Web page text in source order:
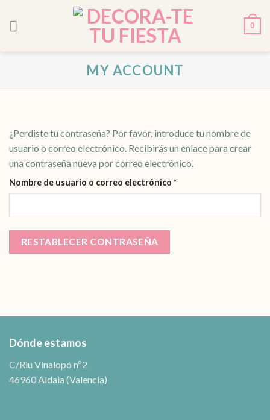
0
MY ACCOUNT
¿Perdiste tu contraseña? Por favor, introduce tu nombre de
usuario o correo electrónico. Recibirás un enlace para crear
una contraseña nueva por correo electrónico.
Nombre de usuario o correo electrónico *Obligatorio
RESTABLECER CONTRASEÑA
Dónde estamos
C/Riu Vinalopó nº2
46960 Aldaia (Valencia)